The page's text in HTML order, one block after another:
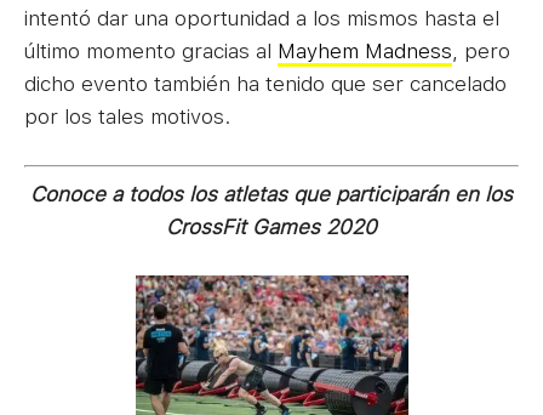
intentó dar una oportunidad a los mismos hasta el
último momento gracias al Mayhem Madness, pero
dicho evento también ha tenido que ser cancelado
por los tales motivos.
Conoce a todos los atletas que participarán en los
CrossFit Games 2020